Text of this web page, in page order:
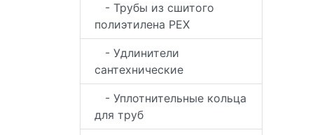
- Трубы из сшитого
полиэтилена PEX
- Удлинители
сантехнические
- Уплотнительные кольца
для труб